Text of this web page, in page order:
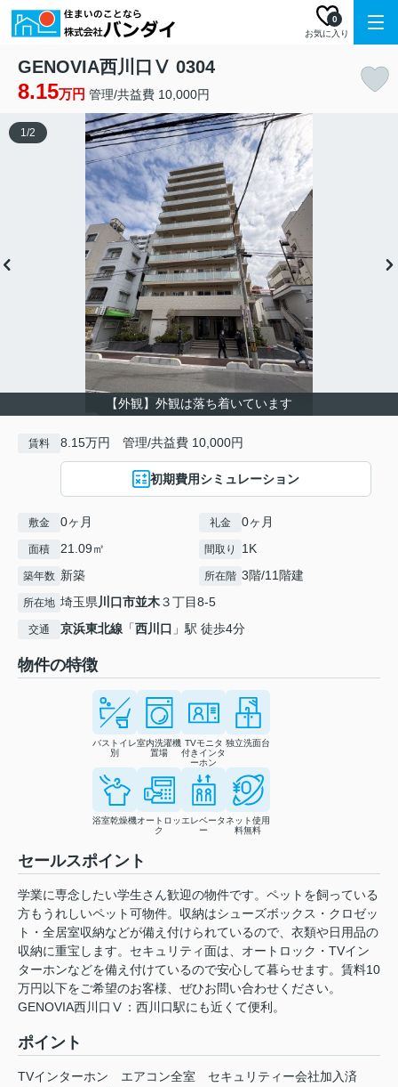
お気に入り
0
GENOVIA西川口Ⅴ 0304
8.15万円 管理/共益費 10,000円
【外観】外観は落ち着いています
1/2
賃料 8.15万円 管理/共益費 10,000円
初期費用シミュレーション
敷金 0ヶ月 礼金 0ヶ月
面積 21.09㎡ 間取り 1K
築年数 新築 所在階 3階/11階建
所在地 埼玉県川口市並木３丁目8-5
交通 京浜東北線 「西川口 」駅 徒歩4分
物件の特徴
バストイレ
別
室内洗濯機
置場
TVモニタ
付きインタ
ーホン
独立洗面台
浴室乾燥機オートロッ
ク
エレベータ
ー
ネット使用
料無料
セールスポイント
学業に専念したい学生さん歓迎の物件です。ペットを飼っている
方もうれしいペット可物件。収納はシューズボックス・クロゼッ
ト・全居室収納などが備え付けられているので、衣類や日用品の
収納に重宝します。セキュリティ面は、オートロック・TVイン
ターホンなどを備え付けているので安心して暮らせます。賃料10
万円以下をご希望のお客様、ぜひお問い合わせください。
GENOVIA西川口Ⅴ：西川口駅にも近くて便利。
ポイント
TVインターホン エアコン全室
セキュリティー会社加入済